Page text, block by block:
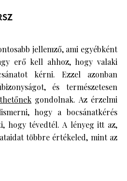
jellemző, ami egyébként
erő kell ahhoz, hogy valaki
kérni. Ezzel azonban
és természetesen
gondolnak. Az érzelmi
hogy a bocsánatkérés
hogy tévedtél. A lényeg itt az,
többre értékeled, mint az